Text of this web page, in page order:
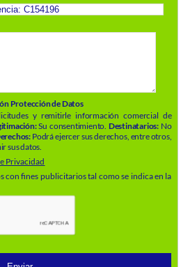
Protección de Datos
y remitirle información comercial de
Su consentimiento. Destinatarios:No
Podrá ejercer sus derechos, entre otros,
sus datos.
Privacidad
con fines publicitarios tal como se indica en la